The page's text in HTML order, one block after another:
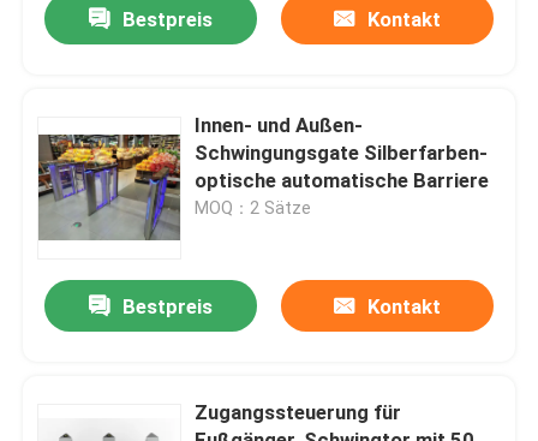
Fabrik Tour
Qualitätskontrolle
Kontakt
Nachrichten
Elektronische Drehkreuz-Tore
Bestpreis Kontakt
Innen- und Außen-
Schwingungsgate Silberfarben-
optische automatische Barriere
MOQ：2 Sätze
Bestpreis Kontakt
Zugangssteuerung für